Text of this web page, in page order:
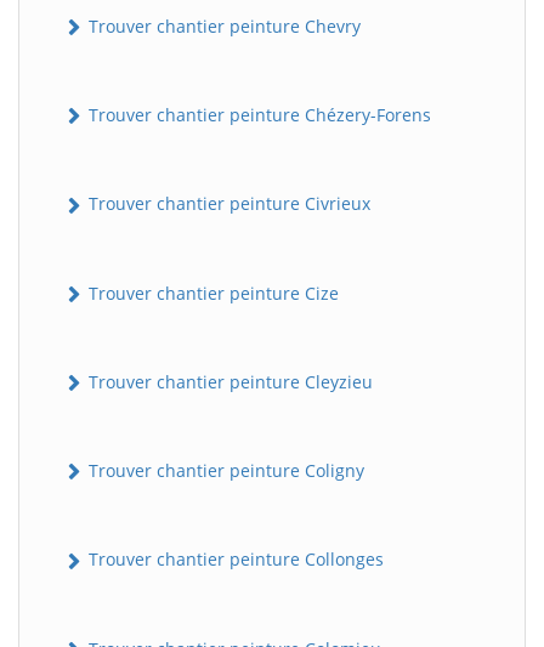
Trouver chantier peinture Chevry
Trouver chantier peinture Chézery-Forens
Trouver chantier peinture Civrieux
Trouver chantier peinture Cize
Trouver chantier peinture Cleyzieu
Trouver chantier peinture Coligny
Trouver chantier peinture Collonges
BatiWebPro